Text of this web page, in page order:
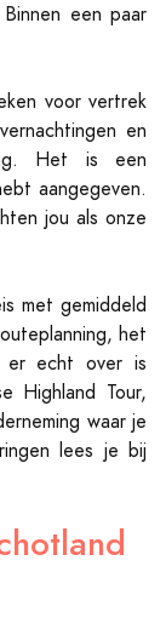
een paar
voor vertrek
en
Het is een
aangegeven.
jou als onze
met gemiddeld
het
er echt over is
Highland Tour,
waar je
lees je bij